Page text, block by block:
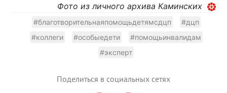
Фото из личного архива Каминских
#благотворительнаяпомощьдетямсдцп
#дцп
#коллеги
#особыедети
#помощьинвалидам
#эксперт
Поделиться в социальных сетях